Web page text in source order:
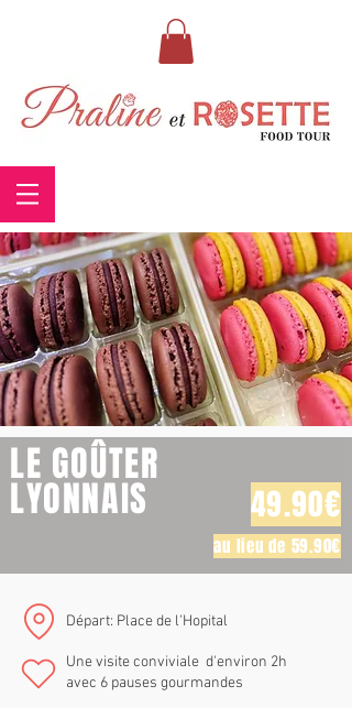
49.90€
au lieu de 59.90€
LE GOÛTER
LYONNAIS
Départ: Place de l'Hopital
Une visite conviviale d'environ 2h
avec 6 pauses gourmandes